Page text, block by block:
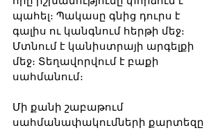
պահել։ Պակասը գնից դուրս է
գալիս ու կանգնում հերթի մեջ։
Մտնում է կանիստրայի արգելքի
մեջ։ Տեղավորվում է բաքի
սահմանում։
Մի քանի շաբաթում
սահմանափակումների քարտեզը